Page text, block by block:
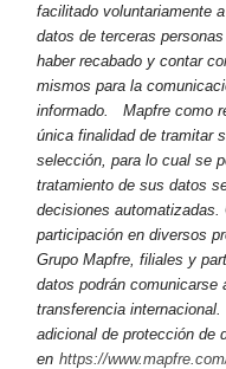
facilitado voluntariamente
datos de terceras
haber recabado y contar
mismos para la
informado.
Mapfre como
única finalidad de tramitar
selección, para lo cual se
tratamiento de sus datos
decisiones automatizadas.
participación en diversos
Grupo Mapfre, filiales y
datos podrán
transferencia internacional.
adicional de protección de
en https://